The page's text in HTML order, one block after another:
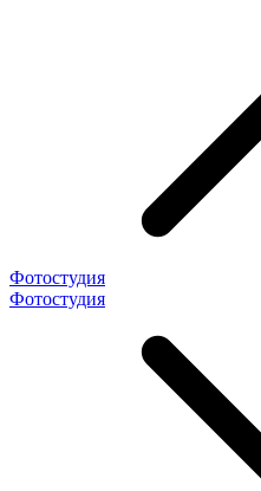
Фотостудия
Фотостудия